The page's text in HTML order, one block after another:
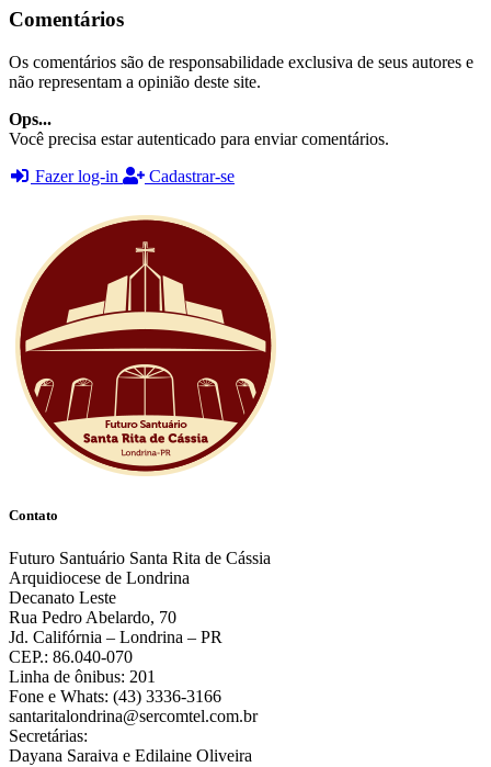
Comentários
Os comentários são de responsabilidade exclusiva de seus autores e
não representam a opinião deste site.
Ops...
Você precisa estar autenticado para enviar comentários.
Fazer log-in
Cadastrar-se
Contato
Futuro Santuário Santa Rita de Cássia
Arquidiocese de Londrina
Decanato Leste
Rua Pedro Abelardo, 70
Jd. Califórnia – Londrina – PR
CEP.: 86.040-070
Linha de ônibus: 201
Fone e Whats: (43) 3336-3166
santaritalondrina@sercomtel.com.br
Secretárias:
Dayana Saraiva e Edilaine Oliveira